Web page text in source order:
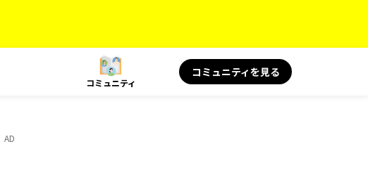
コミュニティ
コミュニティを見る
AD